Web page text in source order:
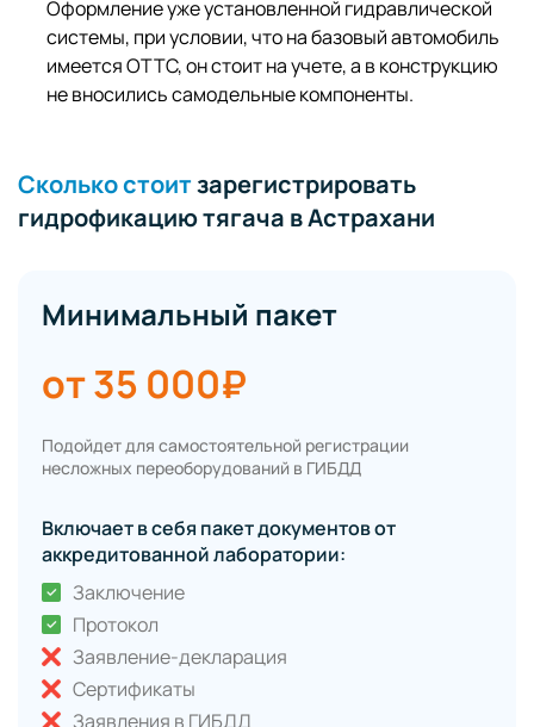
Оформление уже установленной гидравлической
системы, при условии, что на базовый автомобиль
имеется ОТТС, он стоит на учете, а в конструкцию
не вносились самодельные компоненты.
Сколько стоитзарегистрировать
гидрофикацию тягача в Астрахани
Минимальный пакет
от 35 000₽
Подойдет для самостоятельной регистрации
несложных переоборудований в ГИБДД
Включает в себя пакет документов от
аккредитованной лаборатории:
Заключение
Протокол
Заявление-декларация
Сертификаты
Заявления в ГИБДД